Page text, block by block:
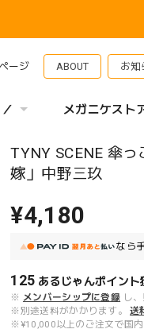
ージ ABOUT お知
メガニケスト
TYNY SCENE 傘
嫁」中野三玖
¥4,180
なら
125 あるじゃんポイント
※ メンバーシップに登録 し
※別途送料がかかります。
送
※¥10,000以上のご注文で国内